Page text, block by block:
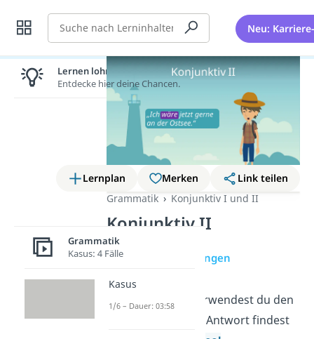
Suche Neu:
Lernplan Merken
Link teilen
Grammatik
Konjunktiv I und II
Konjunktiv II
Erklärung Übungen
Wie bildest und verwendest du den
? Die Antwort findest
Lernen lohnt sich!
Entdecke hier deine Chancen.
Grammatik
Kasus: 4 Fälle
Kasus
1/6 – Dauer: 03:58